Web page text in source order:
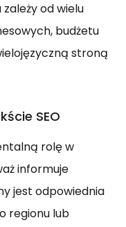
od wielu
budżetu
stroną
SEO
rolę w
informuje
jest odpowiednia
regionu lub